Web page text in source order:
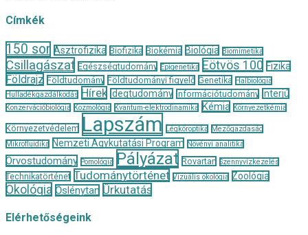
Címkék
150 sor Asztrofizika Biofizika Biokémia Biológia Biomimetika
Csillagászat Egészségtudomány Epigenetika Eötvös 100 Fizika
Földrajz Földtudomány Földtudományi figyelő Genetika
Halbiológia
Hulladékgazdálkodás
Hírek Idegtudomány Információtudomány Interjú
Konzervációbiológia Kozmológia Kvantum-elektrodinamika Kémia Környezetkémia
Környezetvédelem Lapszám Légköroptika
Mezőgazdaság
Mikrofluidika
Nemzeti Agykutatási Program Növényi analitika
Orvostudomány Pomológia Pályázat Rovartan Szennyvízkezelés
Technikatörténet Tudománytörténet Vizuális ökológia Zoológia
Ökológia Őslénytan Űrkutatás
Elérhetőségeink